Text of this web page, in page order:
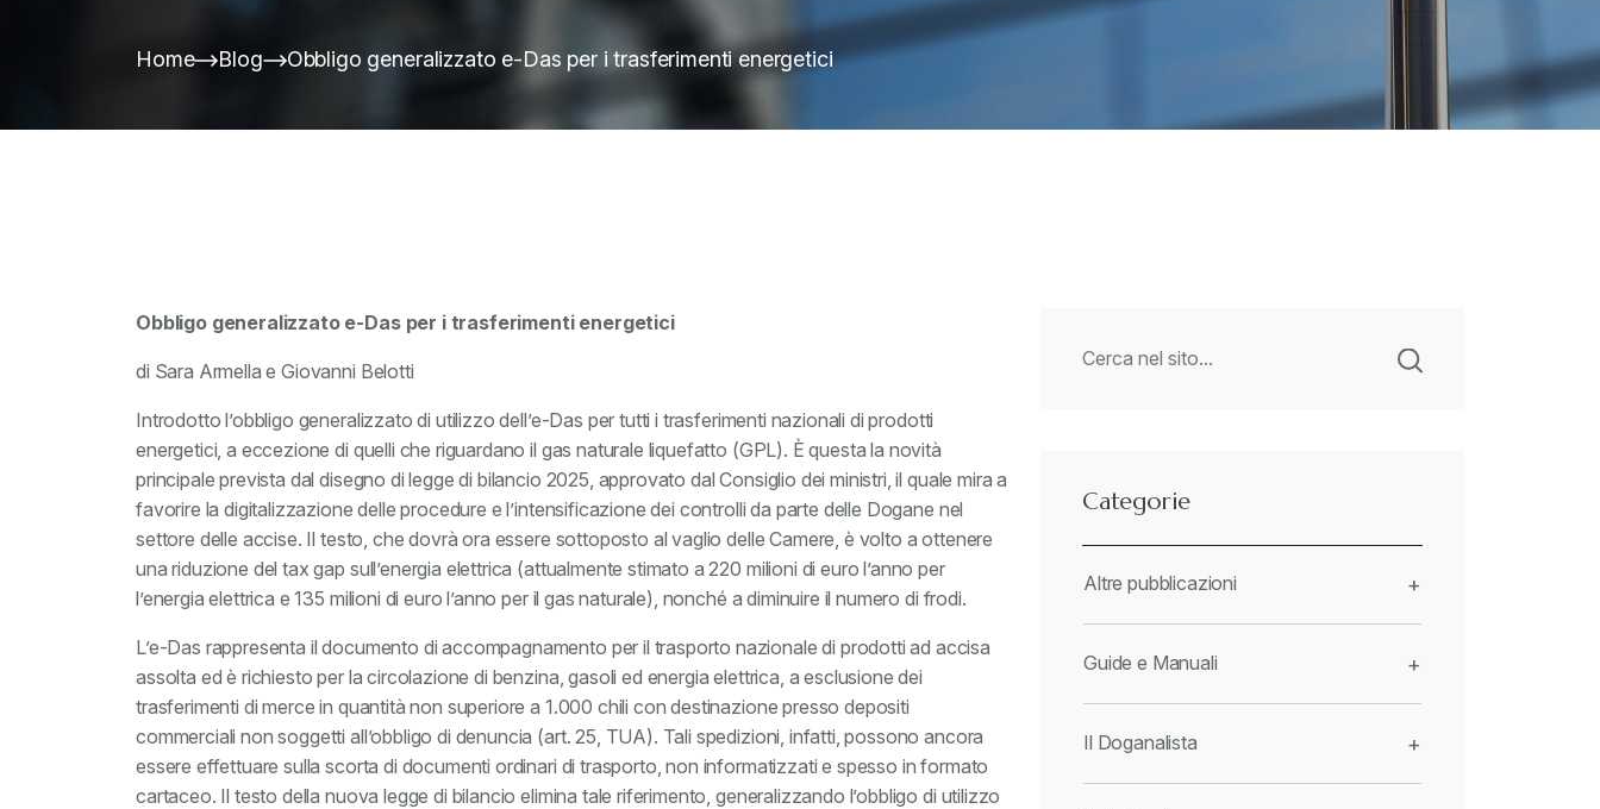
Home Blog Obbligo generalizzato e-Das per i trasferimenti energetici
Obbligo generalizzato e-Das per i trasferimenti energetici
di Sara Armella e Giovanni Belotti
Introdotto l’obbligo generalizzato di utilizzo dell’e-Das per tutti i trasferimenti nazionali di prodotti
energetici, a eccezione di quelli che riguardano il gas naturale liquefatto (GPL). È questa la novità
principale prevista dal disegno di legge di bilancio 2025, approvato dal Consiglio dei ministri, il quale mira a
favorire la digitalizzazione delle procedure e l’intensificazione dei controlli da parte delle Dogane nel
settore delle accise. Il testo, che dovrà ora essere sottoposto al vaglio delle Camere, è volto a ottenere
una riduzione del tax gap sull’energia elettrica (attualmente stimato a 220 milioni di euro l’anno per
l’energia elettrica e 135 milioni di euro l’anno per il gas naturale), nonché a diminuire il numero di frodi.
L’e-Das rappresenta il documento di accompagnamento per il trasporto nazionale di prodotti ad accisa
assolta ed è richiesto per la circolazione di benzina, gasoli ed energia elettrica, a esclusione dei
trasferimenti di merce in quantità non superiore a 1.000 chili con destinazione presso depositi
commerciali non soggetti all’obbligo di denuncia (art. 25, TUA). Tali spedizioni, infatti, possono ancora
essere effettuare sulla scorta di documenti ordinari di trasporto, non informatizzati e spesso in formato
cartaceo. Il testo della nuova legge di bilancio elimina tale riferimento, generalizzando l’obbligo di utilizzo
Categorie
Altre pubblicazioni +
Guide e Manuali +
Il Doganalista +